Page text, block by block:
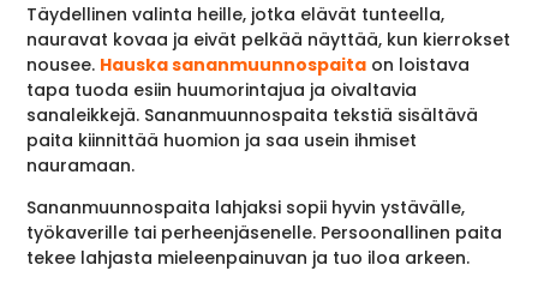
Täydellinen valinta heille, jotka elävät tunteella,
nauravat kovaa ja eivät pelkää näyttää, kun kierrokset
nousee. Hauska sananmuunnospaita on loistava
tapa tuoda esiin huumorintajua ja oivaltavia
sanaleikkejä. Sananmuunnospaita tekstiä sisältävä
paita kiinnittää huomion ja saa usein ihmiset
nauramaan.
Sananmuunnospaita lahjaksi sopii hyvin ystävälle,
työkaverille tai perheenjäsenelle. Persoonallinen paita
tekee lahjasta mieleenpainuvan ja tuo iloa arkeen.